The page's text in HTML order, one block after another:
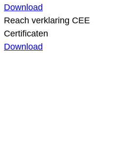
Download
Reach verklaring CEE
Certificaten
Download